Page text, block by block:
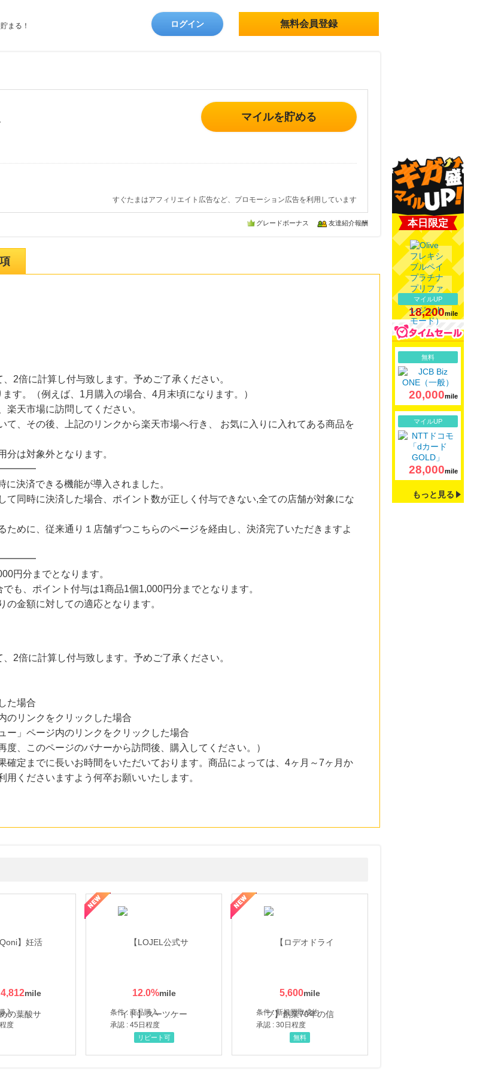
まる！ ログイン 無料会員登録
マイルを貯める
すぐたまはアフィリエイト広告など、プロモーション広告を利用しています
グレードボーナス 友達紹介報酬
2倍に計算し付与致します。予めご了承ください。
す。（例えば、1月購入の場合、4月末頃になります。）
天市場に訪問してください。
、その後、上記のリンクから楽天市場へ行き、 お気に入りに入れてある商品を
は対象外となります。
決済できる機能が導入されました。
て同時に決済した場合、ポイント数が正しく付与できない,全ての店舗が対象にな
ために、従来通り１店舗ずつこちらのページを経由し、決済完了いただきますよ
円分までとなります。
も、ポイント付与は1商品1個1,000円分までとなります。
金額に対しての適応となります。
2倍に計算し付与致します。予めご了承ください。
た場合
のリンクをクリックした場合
」ページ内のリンクをクリックした場合
、このページのバナーから訪問後、購入してください。）
定までに長いお時間をいただいております。商品によっては、4ヶ月～7ヶ月か
くださいますよう何卒お願いいたします。
4,812
入
度
12.0%
条件 : 商品購入
承認 : 45日程度
リピート可
5,600
条件 : 新規買取成約
承認 : 30日程度
取を実現！ブランド品・貴金属の無料査定
無料
本日限定
マイルUP
18,200mile
無料
20,000mile
マイルUP
28,000mile
もっと見る